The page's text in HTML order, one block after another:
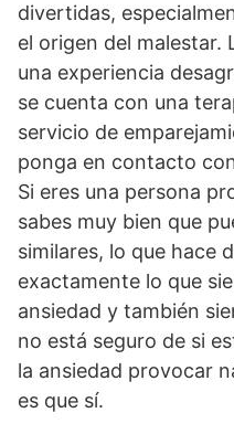
divertidas,
el origen del malestar.
una experiencia
se cuenta con una
servicio de
ponga en contacto
Si eres una persona
sabes muy bien que
similares, lo que hace
exactamente lo que
ansiedad y también
no está seguro de si
la ansiedad provocar
es que sí.